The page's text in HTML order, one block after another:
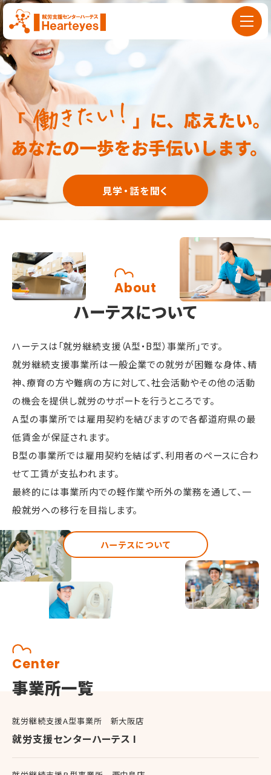
見学・話を聞く
About
ハーテスについて
ハーテスは「就労継続支援（A型・B型）事業所」です。
就労継続支援事業所は一般企業での就労が困難な身体、精
神、療育の方や難病の方に対して、社会活動やその他の活動
の機会を提供し就労のサポートを行うところです。
Ａ型の事業所では雇用契約を結びますので各都道府県の最
低賃金が保証されます。
B型の事業所では雇用契約を結ばず、利用者のペースに合わ
せて工賃が支払われます。
最終的には事業所内での軽作業や所外の業務を通して、一
般就労への移行を目指します。
ハーテスについて
Center
事業所一覧
就労継続支援A型事業所 新大阪店
就労支援センターハーテス I